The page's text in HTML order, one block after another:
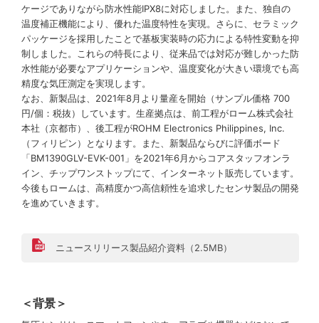
ケージでありながら防水性能IPX8に対応しました。また、独自の
温度補正機能により、優れた温度特性を実現。さらに、セラミック
パッケージを採用したことで基板実装時の応力による特性変動を抑
制しました。これらの特長により、従来品では対応が難しかった防
水性能が必要なアプリケーションや、温度変化が大きい環境でも高
精度な気圧測定を実現します。
なお、新製品は、2021年8月より量産を開始（サンプル価格 700
円/個：税抜）しています。生産拠点は、前工程がローム株式会社
本社（京都市）、後工程がROHM Electronics Philippines, Inc.
（フィリピン）となります。また、新製品ならびに評価ボード
「BM1390GLV-EVK-001」を2021年6月からコアスタッフオンラ
イン、チップワンストップにて、インターネット販売しています。
今後もロームは、高精度かつ高信頼性を追求したセンサ製品の開発
を進めていきます。
ニュースリリース製品紹介資料（2.5MB）
＜背景＞